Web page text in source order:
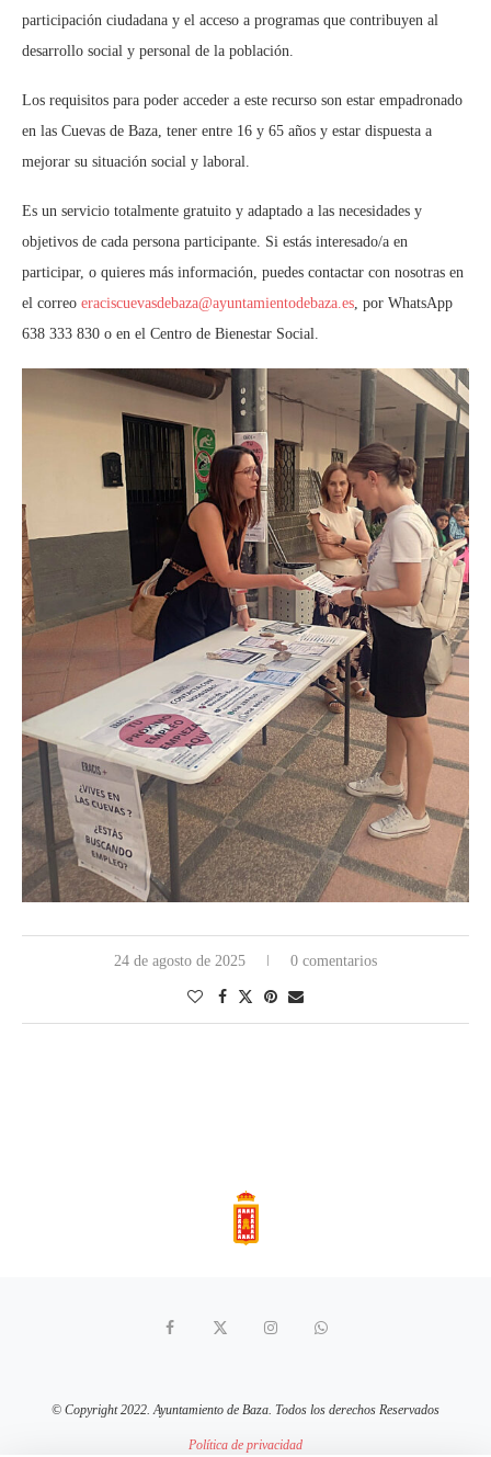
participación ciudadana y el acceso a programas que contribuyen al
desarrollo social y personal de la población.
Los requisitos para poder acceder a este recurso son estar empadronado
en las Cuevas de Baza, tener entre 16 y 65 años y estar dispuesta a
mejorar su situación social y laboral.
Es un servicio totalmente gratuito y adaptado a las necesidades y
objetivos de cada persona participante. Si estás interesado/a en
participar, o quieres más información, puedes contactar con nosotras en
el correo eraciscuevasdebaza@ayuntamientodebaza.es, por WhatsApp
638 333 830 o en el Centro de Bienestar Social.
24 de agosto de 2025 0 comentarios
© Copyright 2022. Ayuntamiento de Baza. Todos los derechos Reservados
Política de privacidad